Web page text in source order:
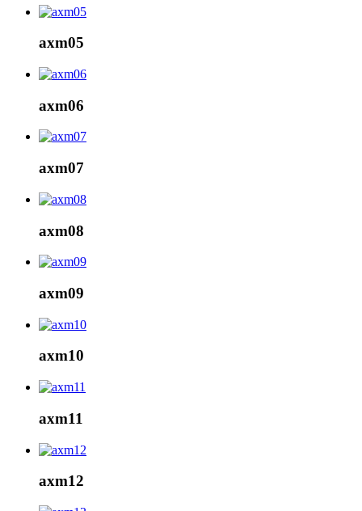
axm05
axm06
axm07
axm08
axm09
axm10
axm11
axm12